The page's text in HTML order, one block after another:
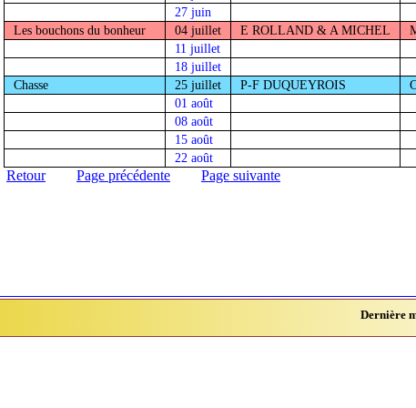
27 juin
Les bouchons du bonheur
04 juillet E ROLLAND & A MICHEL
11 juillet
18 juillet
Chasse
25 juillet P-F DUQUEYROIS
01 août
08 août
15 août
22 août
Retour Page précédente Page suivante
Dernière